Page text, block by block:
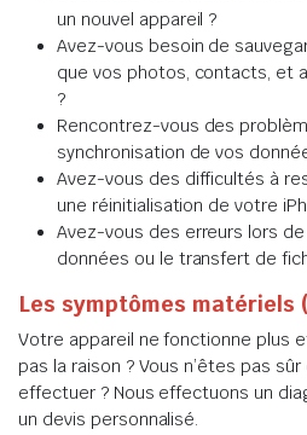
un nouvel appareil ?
Avez-vous besoin de
que vos photos, contacts, et
?
Rencontrez-vous des
synchronisation de vos
Avez-vous des difficultés à
une réinitialisation de votre
Avez-vous des erreurs lors
données ou le transfert de
Les symptômes matériels
Votre appareil ne fonctionne plus
pas la raison ? Vous n’êtes pas
effectuer ? Nous effectuons un
un devis personnalisé.